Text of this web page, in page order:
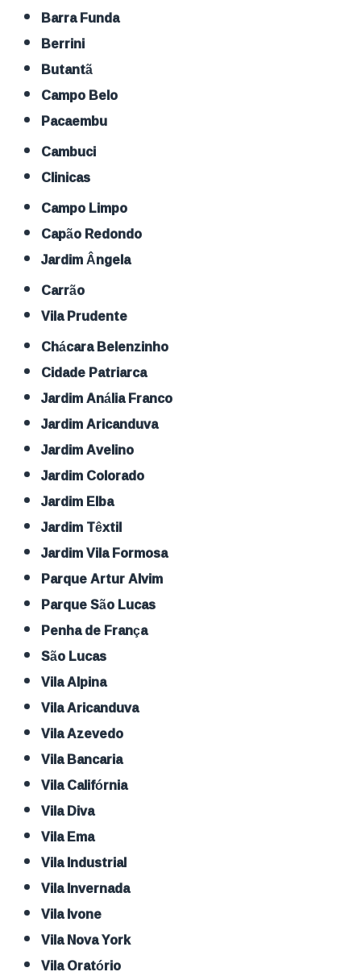
Barra Funda
Berrini
Butantã
Campo Belo
Pacaembu
Cambuci
Clinicas
Campo Limpo
Capão Redondo
Jardim Ângela
Carrão
Vila Prudente
Chácara Belenzinho
Cidade Patriarca
Jardim Anália Franco
Jardim Aricanduva
Jardim Avelino
Jardim Colorado
Jardim Elba
Jardim Têxtil
Jardim Vila Formosa
Parque Artur Alvim
Parque São Lucas
Penha de França
São Lucas
Vila Alpina
Vila Aricanduva
Vila Azevedo
Vila Bancaria
Vila Califórnia
Vila Diva
Vila Ema
Vila Industrial
Vila Invernada
Vila Ivone
Vila Nova York
Vila Oratório